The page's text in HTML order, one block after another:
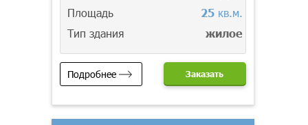
Площадь 25кв.м.
Тип здания
жилое
Подробнее Заказать